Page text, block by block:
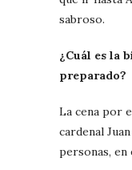
sabroso.
¿Cuál es la
preparado?
La cena por
cardenal
personas, en